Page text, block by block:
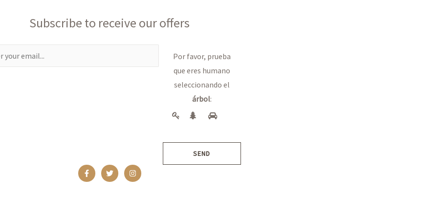
Subscribe to receive our offers
Por favor, prueba
que eres humano
seleccionando el
árbol:
SEND